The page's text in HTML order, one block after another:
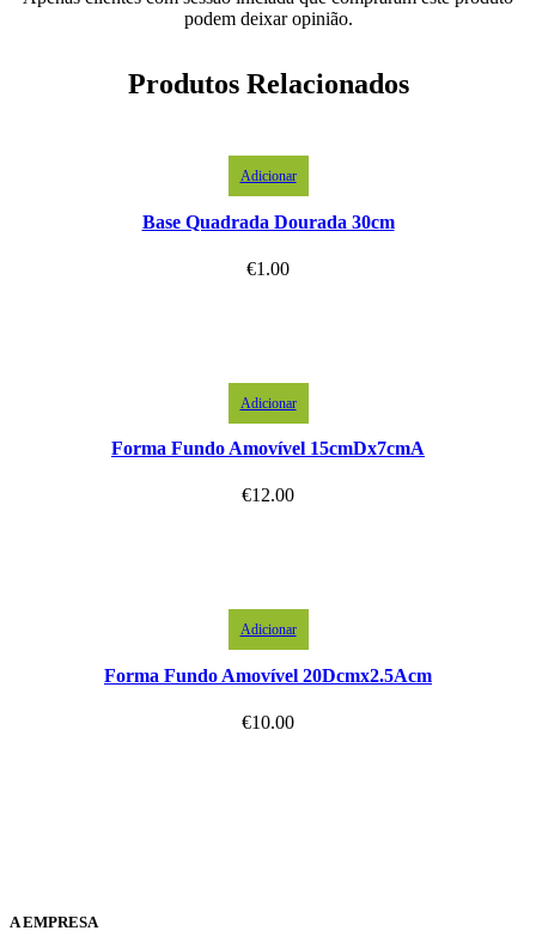
podem deixar opinião.
Produtos Relacionados
Adicionar
Base Quadrada Dourada 30cm
€1.00
Adicionar
Forma Fundo Amovível 15cmDx7cmA
€12.00
Adicionar
Forma Fundo Amovível 20Dcmx2.5Acm
€10.00
A EMPRESA